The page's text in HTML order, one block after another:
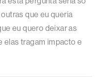
que eu queria
eu quero deixar as
elas tragam impacto e